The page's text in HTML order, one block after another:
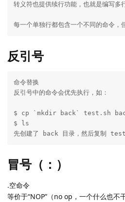
转义符也提供续行功能，也就是编写多
每一个单独行都包含一个不同的命令，
反引号
命令替换
反引号中的命令会优先执行，如：
$ cp `mkdir back` test.sh
$ ls
先创建了 back 目录，然后复制
冒号（：）
.空命令
等价于“NOP”（no op，一个什么也不